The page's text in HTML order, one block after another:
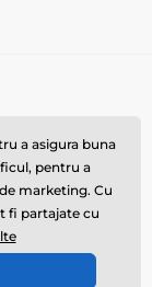
a asigura buna
pentru a
marketing. Cu
fi partajate cu